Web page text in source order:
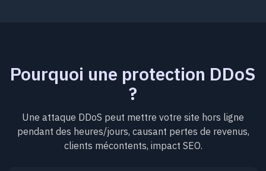
Pourquoi une protection DDoS
?
Une attaque DDoS peut mettre votre site hors ligne
pendant des heures/jours, causant pertes de revenus,
clients mécontents, impact SEO.